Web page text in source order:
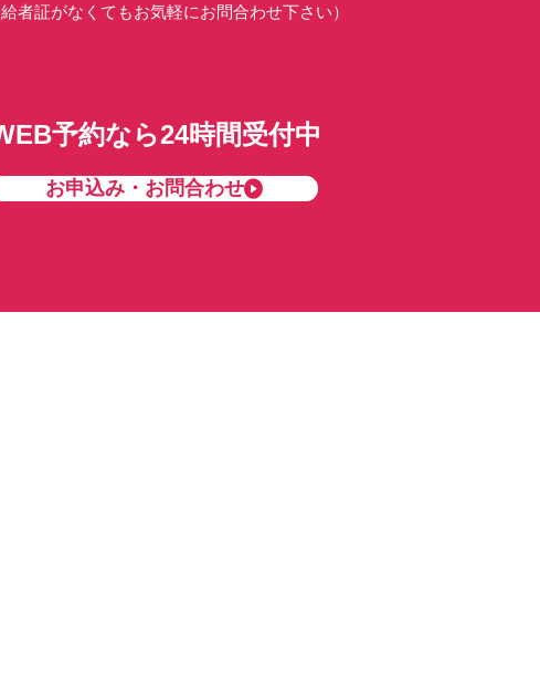
者証がなくてもお気軽にお問合わせ下さい）
予約なら24時間受付中
お申込み・お問合わせ